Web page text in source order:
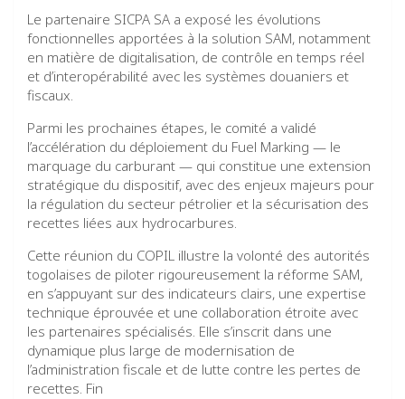
Le partenaire SICPA SA a exposé les évolutions
fonctionnelles apportées à la solution SAM, notamment
en matière de digitalisation, de contrôle en temps réel
et d’interopérabilité avec les systèmes douaniers et
fiscaux.
Parmi les prochaines étapes, le comité a validé
l’accélération du déploiement du Fuel Marking — le
marquage du carburant — qui constitue une extension
stratégique du dispositif, avec des enjeux majeurs pour
la régulation du secteur pétrolier et la sécurisation des
recettes liées aux hydrocarbures.
Cette réunion du COPIL illustre la volonté des autorités
togolaises de piloter rigoureusement la réforme SAM,
en s’appuyant sur des indicateurs clairs, une expertise
technique éprouvée et une collaboration étroite avec
les partenaires spécialisés. Elle s’inscrit dans une
dynamique plus large de modernisation de
l’administration fiscale et de lutte contre les pertes de
recettes. Fin